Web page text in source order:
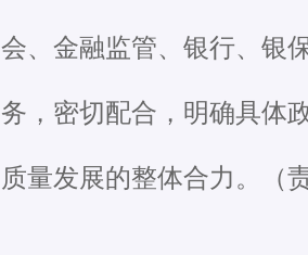
会、金融监管、银行、银
务，密切配合，明确具体
质量发展的整体合力。（